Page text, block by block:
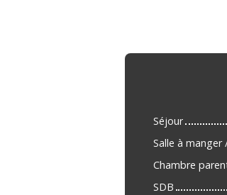
Séjour
Salle à manger
Chambre
SDB